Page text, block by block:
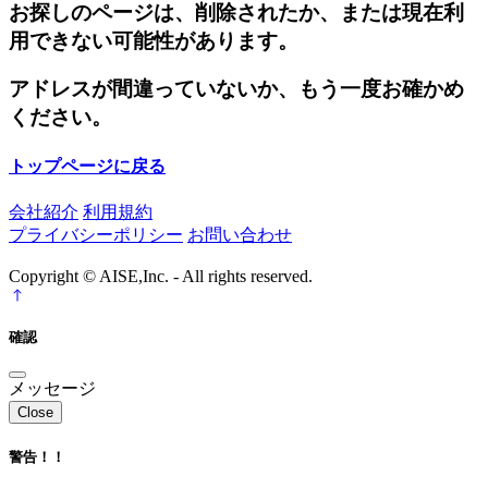
お探しのページは、削除されたか、または現在利
用できない可能性があります。
アドレスが間違っていないか、もう一度お確かめ
ください。
トップページに戻る
会社紹介 利用規約
プライバシーポリシー お問い合わせ
Copyright © AISE,Inc. - All rights reserved.
確認
メッセージ
Close
警告！！